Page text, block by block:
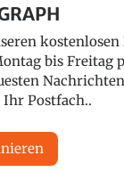
bis Freitag
Postfach..